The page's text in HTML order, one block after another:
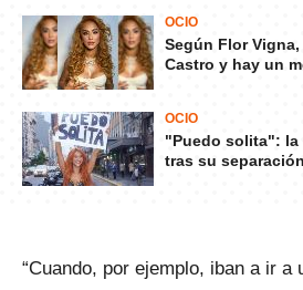
OCIO
Según Flor
Castro y hay un
OCIO
"Puedo solita": la
tras su
“Cuando, por ejemplo, iban a ir a